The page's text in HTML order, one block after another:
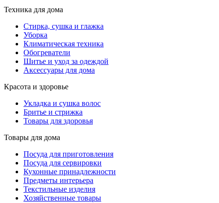
Техника для дома
Стирка, сушка и глажка
Уборка
Климатическая техника
Обогреватели
Шитье и уход за одеждой
Аксессуары для дома
Красота и здоровье
Укладка и сушка волос
Бритье и стрижка
Товары для здоровья
Товары для дома
Посуда для приготовления
Посуда для сервировки
Кухонные принадлежности
Предметы интерьера
Текстильные изделия
Хозяйственные товары